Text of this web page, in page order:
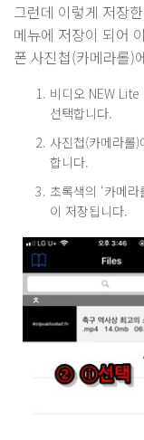
그런데 이렇게 저장
메뉴에 저장이 되어
폰 사진첩(카메라롤)
비디오 NEW
선택합니다.
사진첩(카메라롤
합니다.
초록색의 ‘카메
이 저장됩니다.